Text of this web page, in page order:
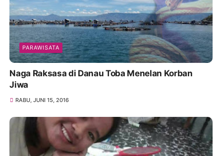
PARAWISATA
Naga Raksasa di Danau Toba Menelan Korban
Jiwa
RABU, JUNI 15, 2016